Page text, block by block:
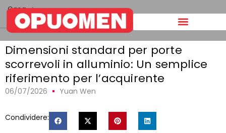
Casa >
Dimensioni standard per porte scorrevoli in alluminio: Un
semplice riferimento per l’acquirente
Dimensioni standard per porte
scorrevoli in alluminio: Un semplice
riferimento per l’acquirente
06/07/2026 Yuan Wen
Condividere: